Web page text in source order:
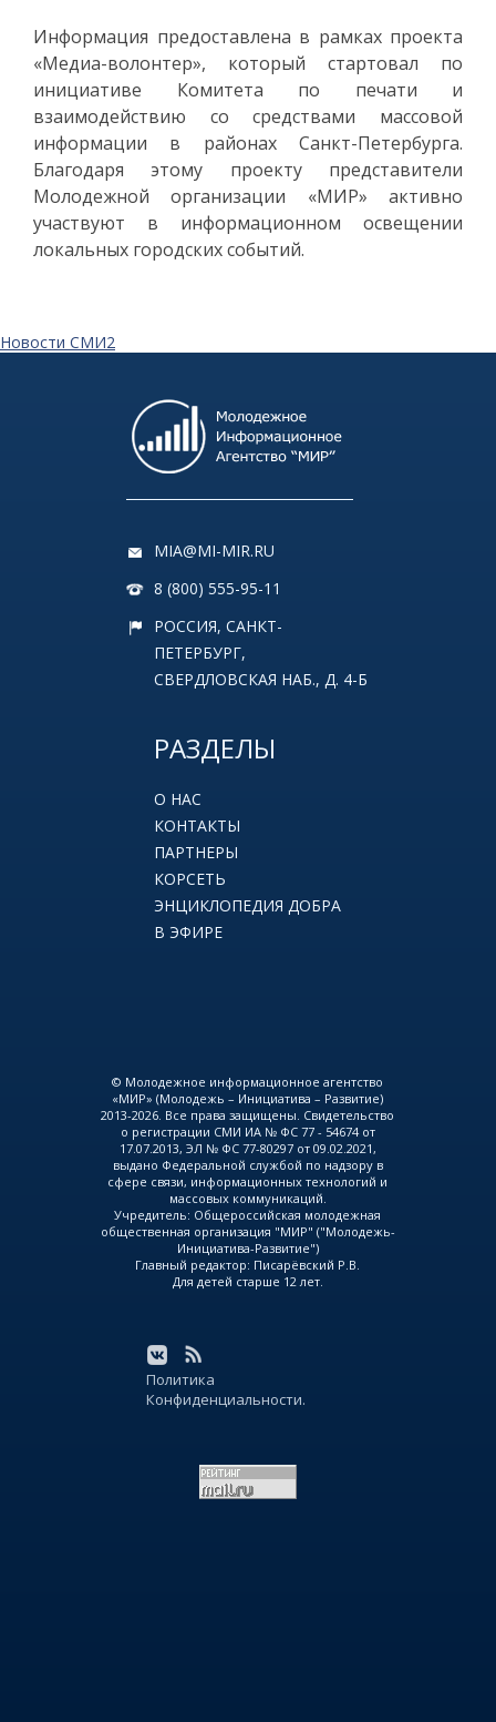
Информация предоставлена в рамках проекта
«Медиа-волонтер», который стартовал по
инициативе Комитета по печати и
взаимодействию со средствами массовой
информации в районах Санкт-Петербурга.
Благодаря этому проекту представители
Молодежной организации «МИР» активно
участвуют в информационном освещении
локальных городских событий.
Новости СМИ2
MIA@MI-MIR.RU
8 (800) 555-95-11
РОССИЯ, САНКТ-
ПЕТЕРБУРГ,
СВЕРДЛОВСКАЯ НАБ., Д. 4-Б
РАЗДЕЛЫ
О НАС
КОНТАКТЫ
ПАРТНЕРЫ
КОРСЕТЬ
ЭНЦИКЛОПЕДИЯ ДОБРА
В ЭФИРЕ
© Молодежное информационное агентство
«МИР» (Молодежь – Инициатива – Развитие)
2013-2026. Все права защищены. Свидетельство
о регистрации СМИ ИА № ФС 77 - 54674 от
17.07.2013, ЭЛ № ФС 77-80297 от 09.02.2021,
выдано Федеральной службой по надзору в
сфере связи, информационных технологий и
массовых коммуникаций.
Учредитель: Общероссийская молодежная
общественная организация "МИР" ("Молодежь-
Инициатива-Развитие")
Главный редактор: Писарёвский Р.В.
Для детей старше 12 лет.
Политика
Конфиденциальности.